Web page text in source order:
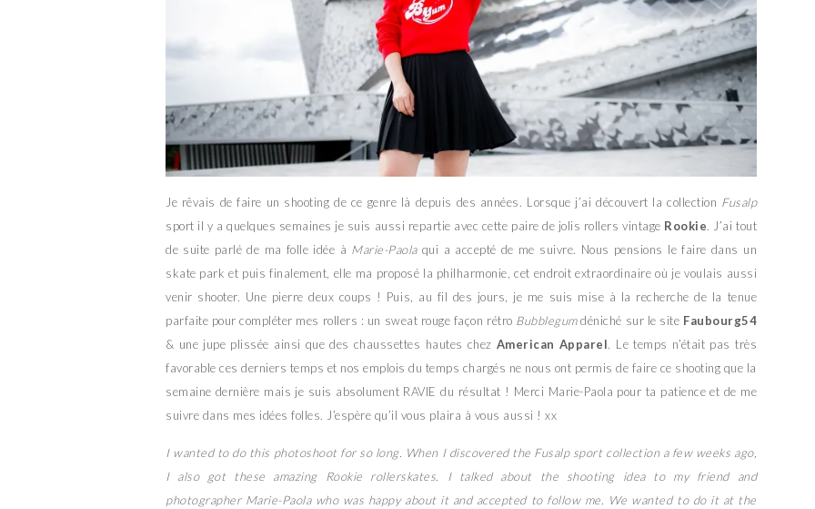
Je rêvais de faire un shooting de ce genre là depuis des années. Lorsque j’ai découvert la collection Fusalp
sport il y a quelques semaines je suis aussi repartie avec cette paire de jolis rollers vintage Rookie. J’ai tout
de suite parlé de ma folle idée à Marie-Paolaqui a accepté de me suivre. Nous pensions le faire dans un
skate park et puis finalement, elle ma proposé la philharmonie, cet endroit extraordinaire où je voulais aussi
venir shooter. Une pierre deux coups ! Puis, au fil des jours, je me suis mise à la recherche de la tenue
parfaite pour compléter mes rollers : un sweat rouge façon rétro Bubblegumdéniché sur le site Faubourg54
& une jupe plissée ainsi que des chaussettes hautes chez American Apparel. Le temps n’était pas très
favorable ces derniers temps et nos emplois du temps chargés ne nous ont permis de faire ce shooting que la
semaine dernière mais je suis absolument RAVIE du résultat ! Merci Marie-Paola pour ta patience et de me
suivre dans mes idées folles. J’espère qu’il vous plaira à vous aussi ! xx
I wanted to do this photoshoot for so long. When I discovered the Fusalp sport collection a few weeks ago,
I also got these amazing Rookie rollerskates. I talked about the shooting idea to my friend and
photographer Marie-Paola who was happy about it and accepted to follow me. We wanted to do it at the